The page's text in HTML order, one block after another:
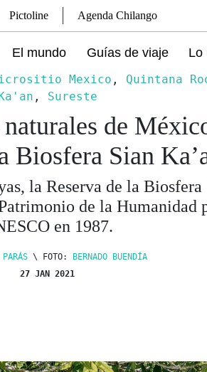
Pictoline Agenda Chilango
El mundo Guías de viaje Lo
Mexico , Quintana
, Sureste
de
Biosfera Sian
la Reserva de la Biosfera
de la Humanidad
en 1987.
\ FOTO:
BERNADO BUENDÍA
27 JAN 2021